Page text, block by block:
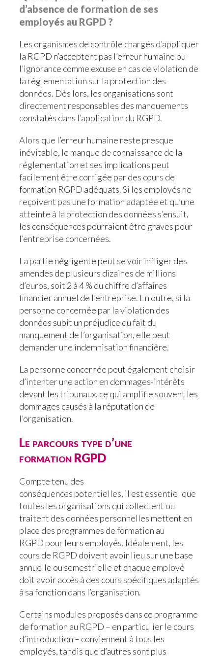
d’absence de formation de ses
employés au RGPD ?
Les organismes de contrôle chargés d’appliquer
la RGPD n’acceptent pas l’erreur humaine ou
l’ignorance comme excuse en cas de violation de
la réglementation sur la protection des
données. Dès lors, les organisations sont
directement responsables des manquements
constatés dans l’application du RGPD.
Alors que l’erreur humaine reste presque
inévitable, le manque de connaissance de la
réglementation et ses implications peut
facilement être corrigée par des cours de
formation RGPD adéquats. Si les employés ne
reçoivent pas une formation adaptée et qu’une
atteinte à la protection des données s’ensuit,
les conséquences pourraient être graves pour
l’entreprise concernées.
La partie négligente peut se voir infliger des
amendes de plusieurs dizaines de millions
d’euros, soit 2 à 4 % du chiffre d’affaires
financier annuel de l’entreprise. En outre, si la
personne concernée par la violation des
données subit un préjudice du fait du
manquement de l’organisation, elle peut
demander une indemnisation financière.
La personne concernée peut également choisir
d’intenter une action en dommages-intérêts
devant les tribunaux, ce qui amplifie souvent les
dommages causés à la réputation de
l’organisation.
Le parcours type d’une
formation RGPD
Compte tenu des
conséquences potentielles, il est essentiel que
toutes les organisations qui collectent ou
traitent des données personnelles mettent en
place des programmes de formation au
RGPD pour leurs employés. Idéalement, les
cours de RGPD doivent avoir lieu sur une base
annuelle ou semestrielle et chaque employé
doit avoir accès à des cours spécifiques adaptés
à sa fonction dans l’organisation.
Certains modules proposés dans ce programme
de formation au RGPD – en particulier le cours
d’introduction – conviennent à tous les
employés, tandis que d’autres sont plus